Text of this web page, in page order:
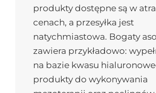
produkty dostępne są w
cenach, a przesyłka jest
natychmiastowa. Bogaty
zawiera przykładowo:
na bazie kwasu
produkty do wykonywania